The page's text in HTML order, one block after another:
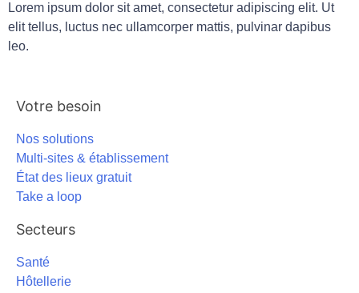
Lorem ipsum dolor sit amet, consectetur adipiscing elit. Ut
elit tellus, luctus nec ullamcorper mattis, pulvinar dapibus
leo.
Votre besoin
Nos solutions
Multi-sites & établissement
État des lieux gratuit
Take a loop
Secteurs
Santé
Hôtellerie